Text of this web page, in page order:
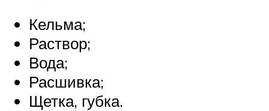
Кельма;
Раствор;
Вода;
Расшивка;
Щетка, губка.